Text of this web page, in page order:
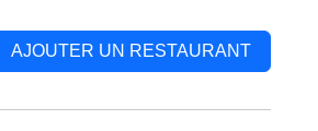
AJOUTER UN RESTAURANT